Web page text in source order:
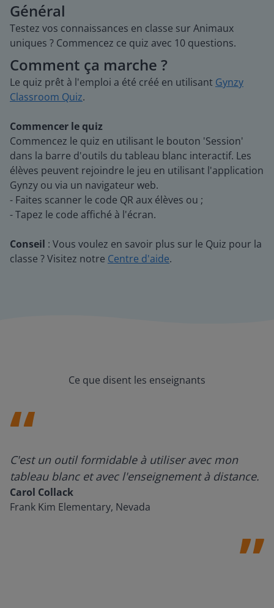
Général
Testez vos connaissances en classe sur Animaux
uniques ? Commencez ce quiz avec 10 questions.
Comment ça marche ?
Le quiz prêt à l'emploi a été créé en utilisant Gynzy
Classroom Quiz.
Commencer le quiz
Commencez le quiz en utilisant le bouton 'Session'
dans la barre d'outils du tableau blanc interactif. Les
élèves peuvent rejoindre le jeu en utilisant l'application
Gynzy ou via un navigateur web.
- Faites scanner le code QR aux élèves ou ;
- Tapez le code affiché à l'écran.
Conseil : Vous voulez en savoir plus sur le Quiz pour la
classe ? Visitez notre Centre d'aide.
Ce que disent les enseignants
C'est un outil formidable à utiliser avec mon
tableau blanc et avec l'enseignement à distance.
Carol Collack
Frank Kim Elementary, Nevada